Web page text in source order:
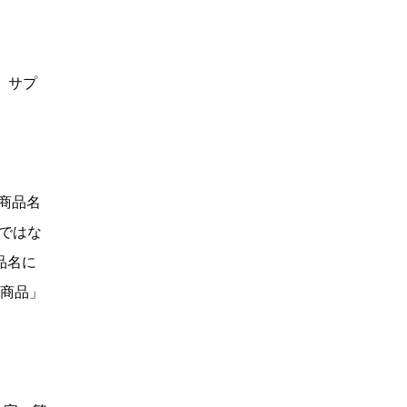
サプ
品名
はな
名に
品」